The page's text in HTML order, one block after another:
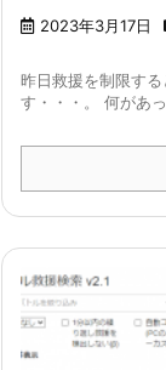
2023年3月17日
昨日救援を制限す
す・・・。 何があ